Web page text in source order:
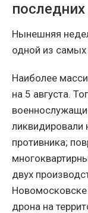
Нынешняя
одной из
Наиболее
на 5 августа.
ликвидировали
противника;
двух
дрона на